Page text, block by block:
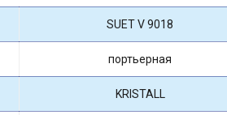
SUET V 9018
портьерная
KRISTALL